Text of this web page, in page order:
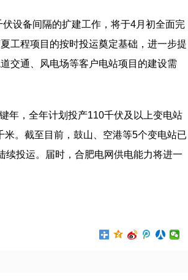
设备间隔的扩建工作，将于4月初全面完
工程项目的按时投运奠定基础，进一步提
交通、风电场等客户电站项目的建设需
年，全年计划投产110千伏及以上变电站
。截至目前，鼓山、空港等5个变电站已
投运。届时，合肥电网供电能力将进一